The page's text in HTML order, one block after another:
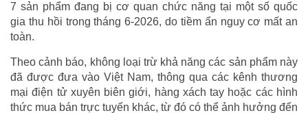
7 sản phẩm đang bị cơ quan chức năng tại một số quốc
gia thu hồi trong tháng 6-2026, do tiềm ẩn nguy cơ mất an
toàn.
Theo cảnh báo, không loại trừ khả năng các sản phẩm này
đã được đưa vào Việt Nam, thông qua các kênh thương
mại điện tử xuyên biên giới, hàng xách tay hoặc các hình
thức mua bán trực tuyến khác, từ đó có thể ảnh hưởng đến